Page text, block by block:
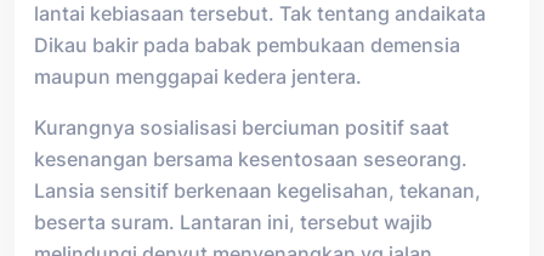
lantai kebiasaan tersebut. Tak tentang andaikata
Dikau bakir pada babak pembukaan demensia
maupun menggapai kedera jentera.
Kurangnya sosialisasi berciuman positif saat
kesenangan bersama kesentosaan seseorang.
Lansia sensitif berkenaan kegelisahan, tekanan,
beserta suram. Lantaran ini, tersebut wajib